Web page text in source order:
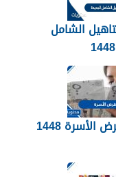
الشامل
1448